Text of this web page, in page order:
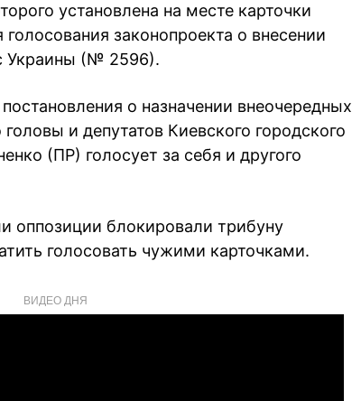
установлена на месте карточки
законопроекта о внесении
Украины (№ 2596).
о назначении внеочередных
и депутатов Киевского городского
(ПР) голосует за себя и другого
оппозиции блокировали трибуну
голосовать чужими карточками.
ВИДЕО ДНЯ